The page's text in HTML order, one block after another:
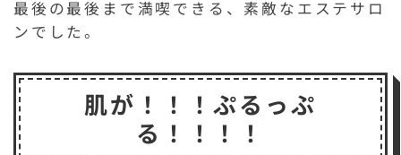
最後の最後まで満喫できる、素敵なエステサロ
ンでした。
肌が！！！ぷるっぷ
る！！！！